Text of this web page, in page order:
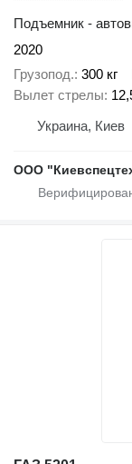
Подъемник -
2020
Грузопод. 300 кг
Вылет стрелы
Украина, Киев
ООО